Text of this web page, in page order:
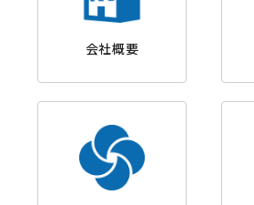
会社概要